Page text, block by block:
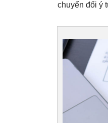
chuyển đổi ý